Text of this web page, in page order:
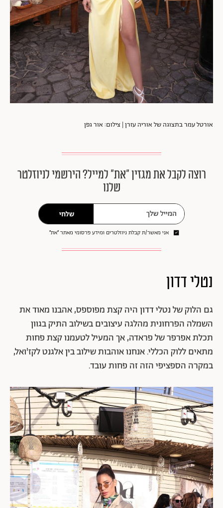
אורטל עמר בתצוגה של אוריה עזרן | צילום: אור גפן
רוצה לקבל את מגזין ״את״ למייל? הירשמי לניוזלטר
שלנו
שלחי
אני מאשר/ת קבלת ניוזלטרים ומידע פרסומי מאתר ״את״
נטלי דדון
גם הלוק של נטלי דדון היה קצת מפוספס, אהבנו מאוד את
השמלה הפרחונית מהלגה עיצובים בשילוב התיק בגוון
תכלת אפרפר של פראדה, אך המעיל לטעמנו קצת פחות
מתאים ללוק הכללי. אנחנו אוהבות שילוב בין אלגנט לקז'ואל,
במקרה הספציפי הזה זה פחות עובד.